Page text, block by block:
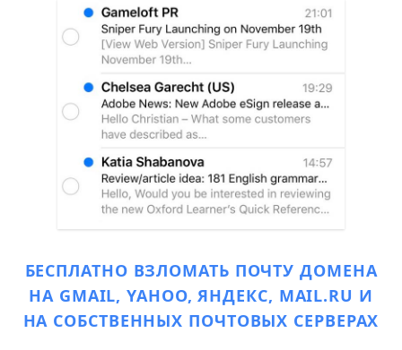
БЕСПЛАТНО ВЗЛОМАТЬ ПОЧТУ ДОМЕНА
НА GMAIL, YAHOO, ЯНДЕКС, MAIL.RU И
НА СОБСТВЕННЫХ ПОЧТОВЫХ СЕРВЕРАХ